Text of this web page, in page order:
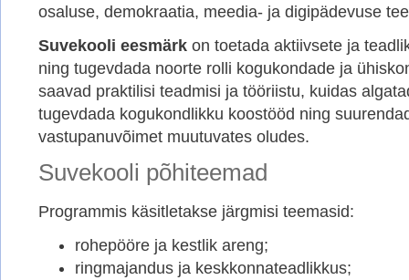
osaluse, demokraatia, meedia- ja digipädevuse
Suvekooli eesmärk on toetada aktiivsete ja
ning tugevdada noorte rolli kogukondade ja
saavad praktilisi teadmisi ja tööriistu, kuidas
tugevdada kogukondlikku koostööd ning
vastupanuvõimet muutuvates oludes.
Suvekooli põhiteemad
Programmis käsitletakse järgmisi teemasid:
rohepööre ja kestlik areng;
ringmajandus ja keskkonnateadlikkus;